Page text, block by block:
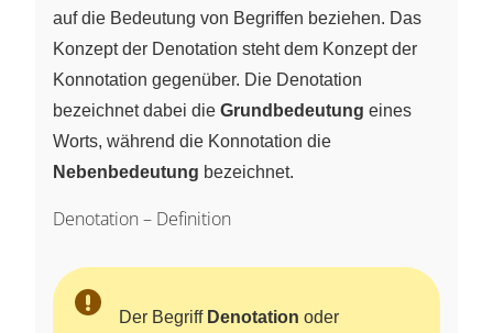
auf die Bedeutung von Begriffen beziehen. Das
Konzept der Denotation steht dem Konzept der
Konnotation gegenüber. Die Denotation
bezeichnet dabei die Grundbedeutung eines
Worts, während die Konnotation die
Nebenbedeutung bezeichnet.
Denotation – Definition
Der Begriff Denotation oder